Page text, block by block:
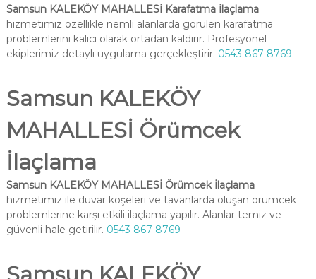
Samsun KALEKÖY MAHALLESİ Karafatma İlaçlama
hizmetimiz özellikle nemli alanlarda görülen karafatma
problemlerini kalıcı olarak ortadan kaldırır. Profesyonel
ekiplerimiz detaylı uygulama gerçekleştirir. 0543 867 8769
Samsun KALEKÖY
MAHALLESİ Örümcek
İlaçlama
Samsun KALEKÖY MAHALLESİ Örümcek İlaçlama
hizmetimiz ile duvar köşeleri ve tavanlarda oluşan örümcek
problemlerine karşı etkili ilaçlama yapılır. Alanlar temiz ve
güvenli hale getirilir. 0543 867 8769